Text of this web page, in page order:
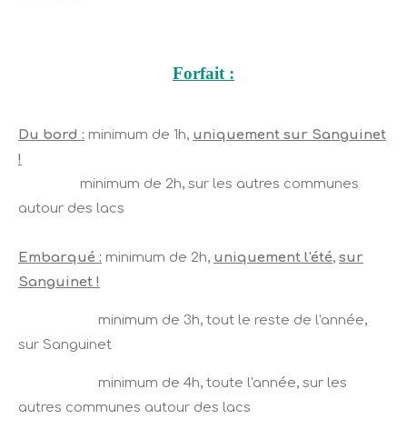
Forfait :
Du bord : minimum de 1h, uniquement sur Sanguinet
!
minimum de 2h, sur les autres communes
autour des lacs
Embarqué : minimum de 2h, uniquement l'été, sur
Sanguinet !
minimum de 3h, tout le reste de l'année,
sur Sanguinet
minimum de 4h, toute l'année, sur les
autres communes autour des lacs